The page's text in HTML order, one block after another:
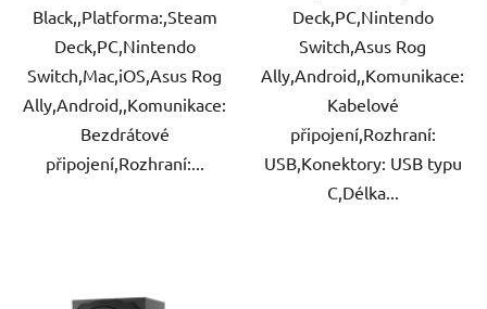
Black,,Platforma:,Steam
Deck,PC,Nintendo
Switch,Mac,iOS,Asus Rog
Ally,Android,,Komunikace:
Bezdrátové
připojení,Rozhraní:...
Deck,PC,Nintendo
Switch,Asus Rog
Ally,Android,,Komunikace:
Kabelové
připojení,Rozhraní:
USB,Konektory: USB typu
C,Délka...